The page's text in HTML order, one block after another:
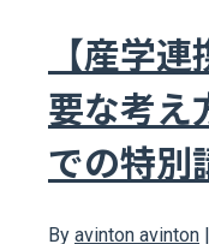
【産学
要な考え
での特別
By avinton avinton |